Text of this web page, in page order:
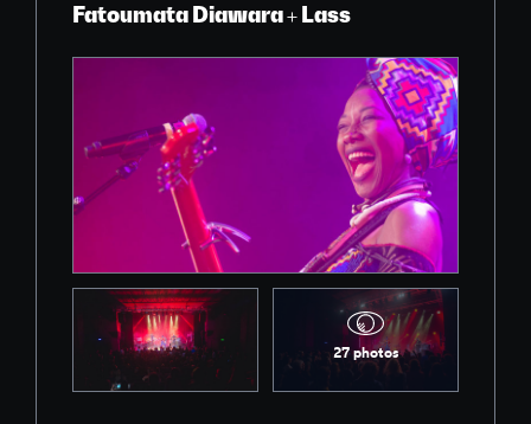
Fatoumata Diawara + Lass
27 photos